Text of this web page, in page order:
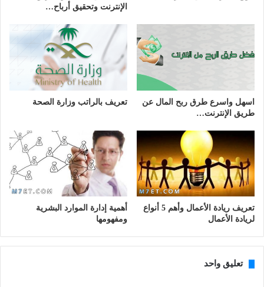
الإنترنت وتحقيق أرباح…
اسهل واسرع طرق ربح المال عن
طريق الإنترنت…
تعريف بالراتب وزارة الصحة
تعريف ريادة الأعمال وأهم 5 أنواع
لريادة الأعمال
أهمية إدارة الموارد البشرية
ومفهومها
تعليق واحد